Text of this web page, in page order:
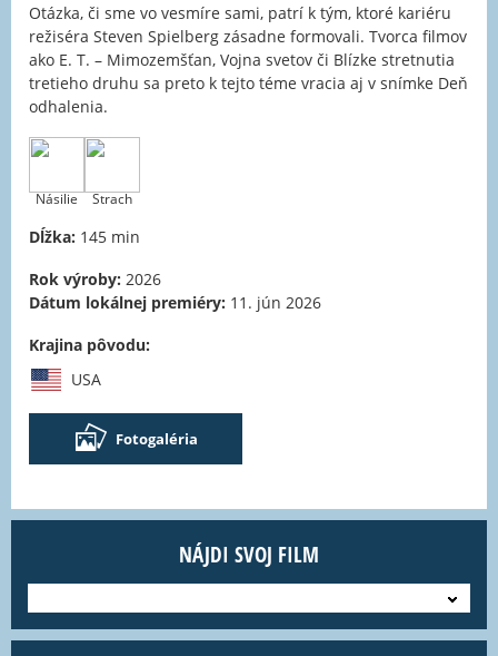
Otázka, či sme vo vesmíre sami, patrí k tým, ktoré kariéru
režiséra Steven Spielberg zásadne formovali. Tvorca filmov
ako E. T. – Mimozemšťan, Vojna svetov či Blízke stretnutia
tretieho druhu sa preto k tejto téme vracia aj v snímke Deň
odhalenia.
Násilie Strach
Dĺžka: 145 min
Rok výroby: 2026
Dátum lokálnej premiéry: 11. jún 2026
Krajina pôvodu:
USA
Fotogaléria
NÁJDI SVOJ FILM